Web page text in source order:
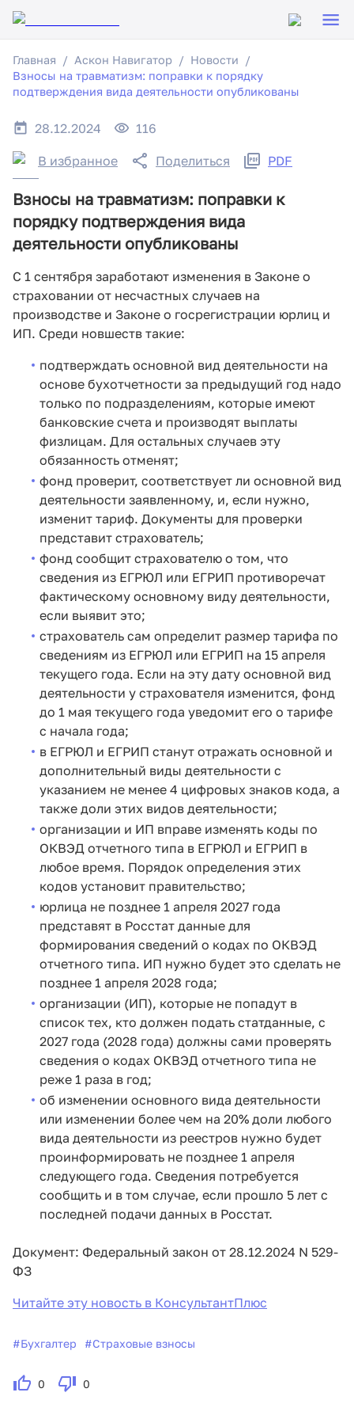
Главная Аскон Навигатор
Новости
Взносы на травматизм: поправки к порядку
подтверждения вида деятельности опубликованы
28.12.2024 116
В избранное Поделиться PDF
Взносы на травматизм: поправки к
порядку подтверждения вида
деятельности опубликованы
С 1 сентября заработают изменения в Законе о
страховании от несчастных случаев на
производстве и Законе о госрегистрации юрлиц и
ИП. Среди новшеств такие:
подтверждать основной вид деятельности на
основе бухотчетности за предыдущий год надо
только по подразделениям, которые имеют
банковские счета и производят выплаты
физлицам. Для остальных случаев эту
обязанность отменят;
фонд проверит, соответствует ли основной вид
деятельности заявленному, и, если нужно,
изменит тариф. Документы для проверки
представит страхователь;
фонд сообщит страхователю о том, что
сведения из ЕГРЮЛ или ЕГРИП противоречат
фактическому основному виду деятельности,
если выявит это;
страхователь сам определит размер тарифа по
сведениям из ЕГРЮЛ или ЕГРИП на 15 апреля
текущего года. Если на эту дату основной вид
деятельности у страхователя изменится, фонд
до 1 мая текущего года уведомит его о тарифе
с начала года;
в ЕГРЮЛ и ЕГРИП станут отражать основной и
дополнительный виды деятельности с
указанием не менее 4 цифровых знаков кода, а
также доли этих видов деятельности;
организации и ИП вправе изменять коды по
ОКВЭД отчетного типа в ЕГРЮЛ и ЕГРИП в
любое время. Порядок определения этих
кодов установит правительство;
юрлица не позднее 1 апреля 2027 года
представят в Росстат данные для
формирования сведений о кодах по ОКВЭД
отчетного типа. ИП нужно будет это сделать не
позднее 1 апреля 2028 года;
организации (ИП), которые не попадут в
список тех, кто должен подать статданные, с
2027 года (2028 года) должны сами проверять
сведения о кодах ОКВЭД отчетного типа не
реже 1 раза в год;
об изменении основного вида деятельности
или изменении более чем на 20% доли любого
вида деятельности из реестров нужно будет
проинформировать не позднее 1 апреля
следующего года. Сведения потребуется
сообщить и в том случае, если прошло 5 лет с
последней подачи данных в Росстат.
Документ: Федеральный закон от 28.12.2024 N 529-
ФЗ
Читайте эту новость в КонсультантПлюс
#Бухгалтер #Страховые взносы
0 0